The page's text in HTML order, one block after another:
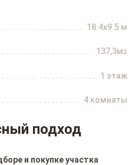
18.4x9.5 м
137,3м2
1 этаж
4 комнаты
подход
и покупке участка